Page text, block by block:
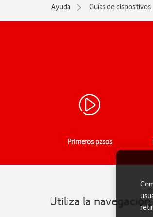
Ayuda Guías de dispositivos
Primeros pasos
Utiliza la navegación